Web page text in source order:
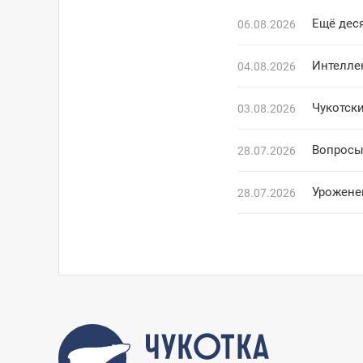
06.08.2026 Ещё
04.08.2026
03.08.2026
28.07.2026
28.07.2026